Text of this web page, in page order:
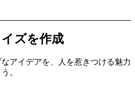
ズを作成
アイデアを、人を惹きつける魅力
。